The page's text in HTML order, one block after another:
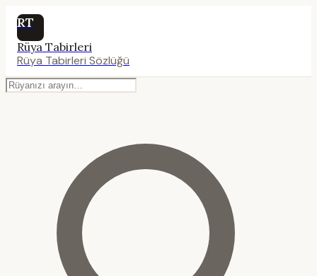
RT
Rüya Tabirleri
Rüya Tabirleri Sözlüğü